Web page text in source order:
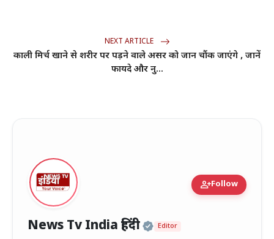
NEXT ARTICLE
काली मिर्च खाने से शरीर पर पड़ने वाले असर को जान चौंक जाएंगे , जानें
फायदे और नु...
person_addFollow
News Tv India हिंदी Official | Verified
Editor